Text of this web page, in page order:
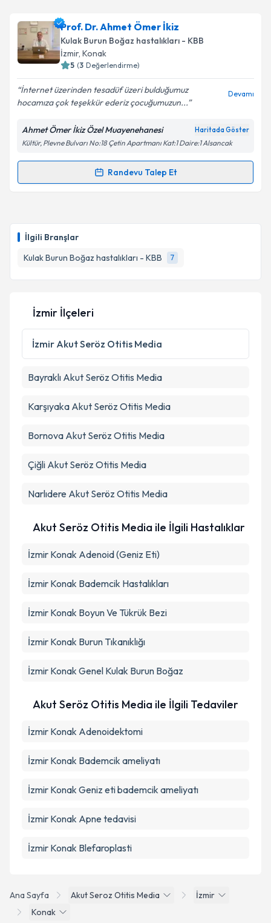
İlgili Branşlar
Kulak Burun Boğaz hastalıkları - KBB
7
Prof. Dr. Arif Şanlıiçin randevu takvimi talebi
oluşturun. Size bu uzmandan randevu almanız için bir
takvim hazırlandığında e-posta ile bilgilendireceğiz.
Kişisel verilerimin işlenmesine ilişkin
Aydınlatma
Metni'ni okudum ve kişisel verilerimin belirtilen
kapsamda işlenmesini kabul ediyorum.
Prof. Dr. Ahmet Ömer İkiz
Kulak Burun Boğaz hastalıkları - KBB
İzmir, Konak
5 (3 Değerlendirme)
İnternet üzerinden tesadüf üzeri bulduğumuz
hocamıza çok teşekkür ederiz çocuğumuzun...
Devamı
Ahmet Ömer İkiz Özel Muayenehanesi Haritada Göster
Kültür, Plevne Bulvarı No:18 Çetin Apartmanı Kat:1 Daire:1 Alsancak
Randevu Talep Et
Randevu Takvimi Talebi
için bir takvim hazırlandığında e-posta ile
bilgilendireceğiz.
E-posta Adresiniz
Kişisel verilerimin işlenmesine ilişkin
Metni 'ni okudum ve kişisel verilerimin belirtilen
Takvim Talebini Gönder
Ana Sayfa Akut Seroz Otitis Media
İzmir
Konak
İzmir İlçeleri
İzmir Akut Seröz Otitis Media
Bayraklı Akut Seröz Otitis Media
Karşıyaka Akut Seröz Otitis Media
Bornova Akut Seröz Otitis Media
Çiğli Akut Seröz Otitis Media
Narlıdere Akut Seröz Otitis Media
Akut Seröz Otitis Media ile İlgili Hastalıklar
İzmir Konak Adenoid (Geniz Eti)
İzmir Konak Bademcik Hastalıkları
İzmir Konak Boyun Ve Tükrük Bezi
İzmir Konak Burun Tıkanıklığı
İzmir Konak Genel Kulak Burun Boğaz
Akut Seröz Otitis Media ile İlgili Tedaviler
İzmir Konak Adenoidektomi
İzmir Konak Bademcik ameliyatı
İzmir Konak Geniz eti bademcik ameliyatı
İzmir Konak Apne tedavisi
İzmir Konak Blefaroplasti